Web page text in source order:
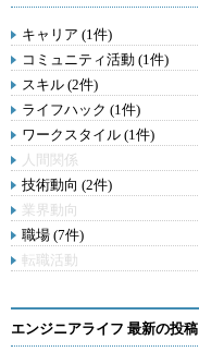
キャリア (1件)
コミュニティ活動 (1件)
スキル (2件)
ライフハック (1件)
ワークスタイル (1件)
人間関係
技術動向 (2件)
業界動向
職場 (7件)
転職活動
エンジニアライフ 最新の投稿